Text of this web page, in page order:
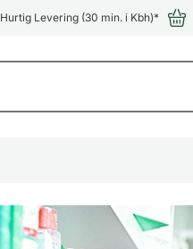
Hurtig Levering (30 min. i Kbh)*